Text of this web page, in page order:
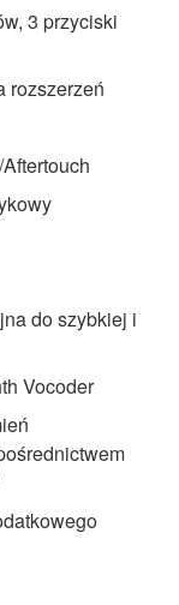
3 przyciski
rozszerzeń
do szybkiej i
Vocoder